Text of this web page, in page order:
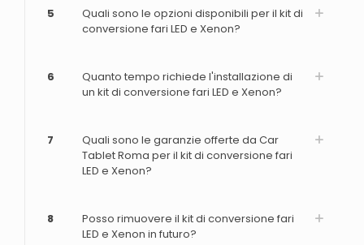
5
Quali sono le opzioni disponibili per il kit di
conversione fari LED e Xenon?
6
Quanto tempo richiede l'installazione di
un kit di conversione fari LED e Xenon?
7
Quali sono le garanzie offerte da Car
Tablet Roma per il kit di conversione fari
LED e Xenon?
8
Posso rimuovere il kit di conversione fari
LED e Xenon in futuro?